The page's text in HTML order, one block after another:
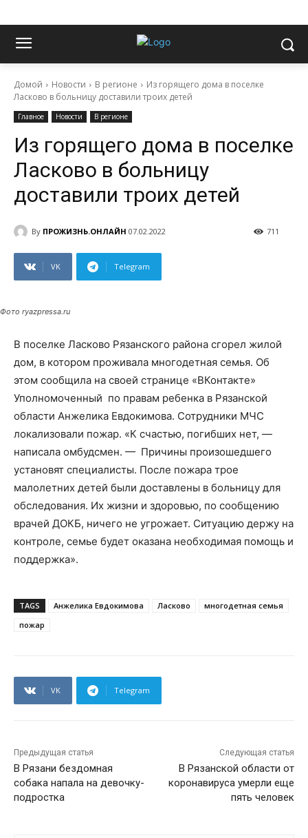
Домой Новости В регионе
Из горящего дома в поселке
Ласково в больницу доставили троих детей
Главное Новости В регионе
Из горящего дома в поселке
Ласково в больницу
доставили троих детей
By ПРОЖИЗНЬ.ОНЛАЙН 07.02.2022 711
VK Telegram
Фото ryazpressa.ru
В поселке Ласково Рязанского района сгорел жилой
дом, в котором проживала многодетная семья. Об
этом сообщила на своей странице «ВКонтакте»
Уполномоченный по правам ребенка в Рязанской
области Анжелика Евдокимова. Сотрудники МЧС
локализовали пожар. «К счастью, погибших нет, —
написала омбудсмен. — Причины произошедшего
установят специалисты. После пожара трое
малолетних детей были доставлены в больницу для
обследования. Их жизни и здоровью, по сообщению
врачей ДОКБ, ничего не угрожает. Ситуацию держу на
контроле, семье будет оказана необходимая помощь и
поддержка».
TAGS Анжелика Евдокимова Ласково
многодетная семья
пожар
VK Telegram
Предыдущая статья
В Рязани бездомная
собака напала на девочку-
подростка
Следующая статья
В Рязанской области от
коронавируса умерли еще
пять человек